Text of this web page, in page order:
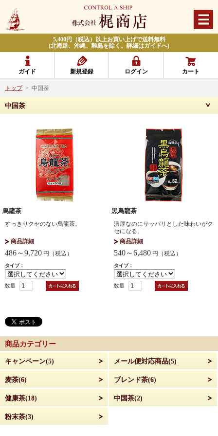
5,400円（税込）以上お買い上げで送料無料
(北海道、沖縄、離島を除く。詳細はガイドへ)
ガイド 新規登録 ログイン カート
トップ> 中国茶
中国茶
烏龍茶
すっきりクセのない烏龍茶。
商品詳細
486～9,720 円（税込）
タイプ：
数量
黒烏龍茶
濃厚なのにサッパリとした味わいがク
セになる。
商品詳細
540～6,480 円（税込）
タイプ：
数量
商品カテゴリー
キャンペーン(5) メール便対応商品(5)
麦茶(6) ブレンド茶(6)
健康茶(18) 中国茶(2)
粉末茶(3)